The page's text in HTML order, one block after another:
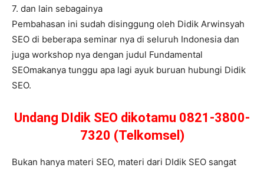
7. dan lain sebagainya
Pembahasan ini sudah disinggung oleh Didik Arwinsyah
SEO di beberapa seminar nya di seluruh Indonesia dan
juga workshop nya dengan judul Fundamental
SEOmakanya tunggu apa lagi ayuk buruan hubungi Didik
SEO.
Undang DIdik SEO dikotamu 0821-3800-
7320 (Telkomsel)
Bukan hanya materi SEO, materi dari DIdik SEO sangat